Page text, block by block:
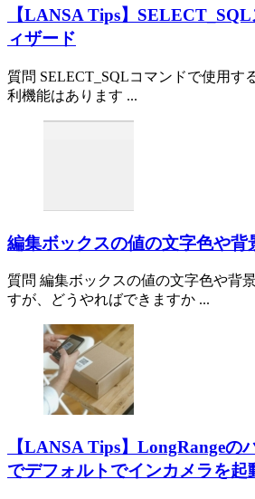
【LANSA Tips】
ィザード
質問 SELECT_SQLコマンドで使用す
利機能はあります ...
編集ボックスの値の文字色や背
質問 編集ボックスの値の文字色や背
すが、どうやればできますか ...
【LANSA Tips】LongRangeの
でデフォルトでインカメラを起